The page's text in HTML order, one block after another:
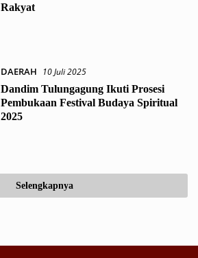
Rakyat
DAERAH
10 Juli 2025
Dandim Tulungagung Ikuti Prosesi
Pembukaan Festival Budaya Spiritual
2025
Selengkapnya